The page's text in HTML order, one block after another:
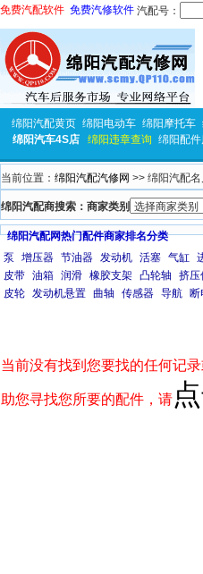
免费汽配软件 免费汽修软件 汽配号：
绵阳汽配黄页 绵阳电动车 绵阳摩托车
绵阳汽车4S店
绵阳违章查询 绵阳配
当前位置： 绵阳汽配汽修网 >> 绵阳汽配
绵阳汽配商搜索：商家类别
绵阳汽配网热门配件商家排名分类
泵
增压器 节油器 发动机 活塞 气缸
皮带 油箱 润滑 橡胶支架 凸轮轴 挤压
皮轮 发动机悬置 曲轴 传感器 导航 断
当前没有找到您要找的任何记
助您寻找您所要的配件，请